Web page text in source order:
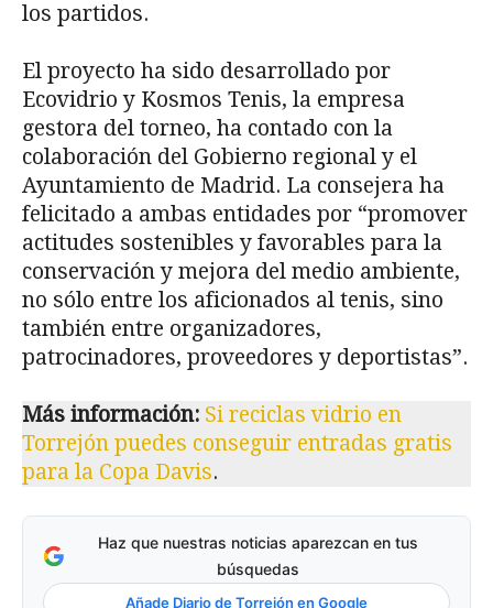
los partidos.
El proyecto ha sido desarrollado por
Ecovidrio y Kosmos Tenis, la empresa
gestora del torneo, ha contado con la
colaboración del Gobierno regional y el
Ayuntamiento de Madrid. La consejera ha
felicitado a ambas entidades por “promover
actitudes sostenibles y favorables para la
conservación y mejora del medio ambiente,
no sólo entre los aficionados al tenis, sino
también entre organizadores,
patrocinadores, proveedores y deportistas”.
Más información: Si reciclas vidrio en
Torrejón puedes conseguir entradas gratis
para la Copa Davis.
Haz que nuestras noticias aparezcan en tus
búsquedas
Añade Diario de Torrejón en Google